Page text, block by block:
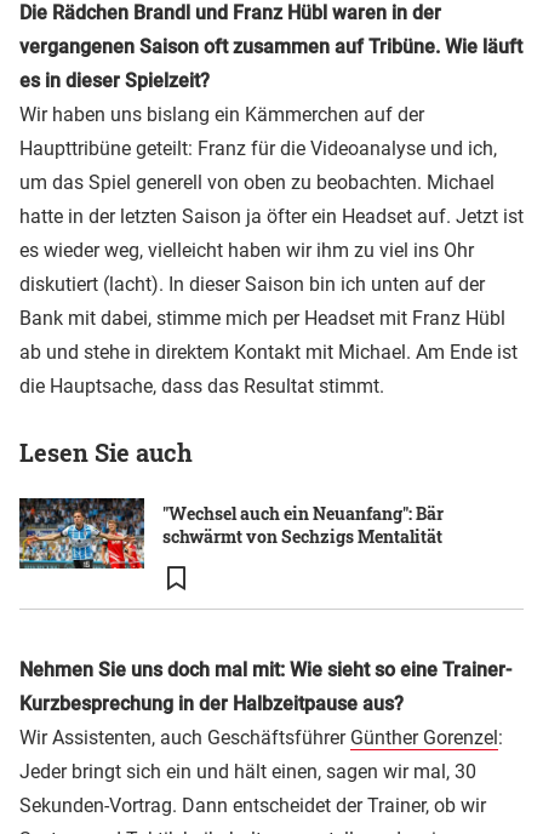
Die Rädchen Brandl und Franz Hübl waren in der
vergangenen Saison oft zusammen auf Tribüne. Wie läuft
es in dieser Spielzeit?
Wir haben uns bislang ein Kämmerchen auf der
Haupttribüne geteilt: Franz für die Videoanalyse und ich,
um das Spiel generell von oben zu beobachten. Michael
hatte in der letzten Saison ja öfter ein Headset auf. Jetzt ist
es wieder weg, vielleicht haben wir ihm zu viel ins Ohr
diskutiert (lacht). In dieser Saison bin ich unten auf der
Bank mit dabei, stimme mich per Headset mit Franz Hübl
ab und stehe in direktem Kontakt mit Michael. Am Ende ist
die Hauptsache, dass das Resultat stimmt.
Lesen Sie auch
"Wechsel auch ein Neuanfang": Bär
schwärmt von Sechzigs Mentalität
Nehmen Sie uns doch mal mit: Wie sieht so eine Trainer-
Kurzbesprechung in der Halbzeitpause aus?
Wir Assistenten, auch Geschäftsführer Günther Gorenzel:
Jeder bringt sich ein und hält einen, sagen wir mal, 30
Sekunden-Vortrag. Dann entscheidet der Trainer, ob wir